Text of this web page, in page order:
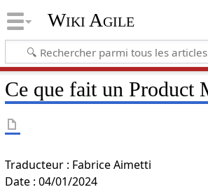
Wiki Agile
Ce que fait un Product
Traducteur : Fabrice Aimetti
Date : 04/01/2024